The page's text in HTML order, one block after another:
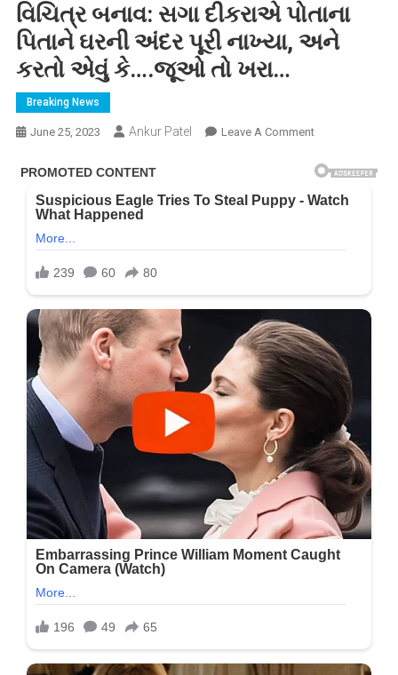
વિચિત્ર બનાવ: સગા દીકરાએ પોતાના
પિતાને ઘરની અંદર પૂરી નાખ્યા, અને
કરતો એવું કે….જૂઓ તો ખરા…
Breaking News
June 25, 2023 Ankur Patel Leave A CommentOn
બનાવ:
સગા
પિતાને
અંદર
નાખ્યા,
અને
કરતો
એવું
કે….જૂઓ
તો
ખરા…